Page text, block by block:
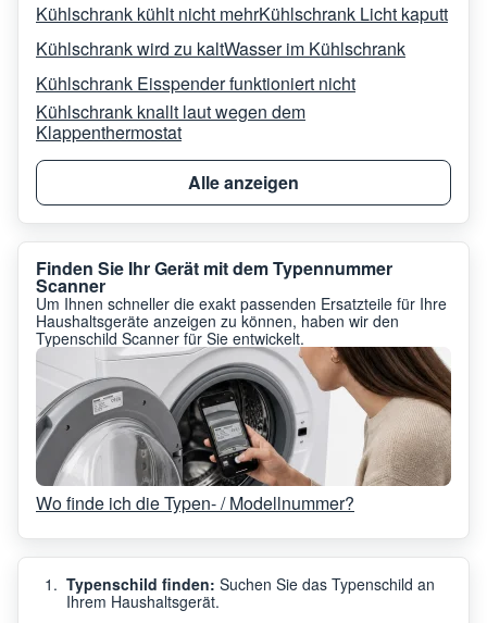
Kühlschrank kühlt nicht mehrKühlschrank Licht kaputt
Kühlschrank wird zu kaltWasser im Kühlschrank
Kühlschrank Eisspender funktioniert nicht
Kühlschrank knallt laut wegen dem
Klappenthermostat
Alle anzeigen
Finden Sie Ihr Gerät mit dem Typennummer
Scanner
Um Ihnen schneller die exakt passenden Ersatzteile für Ihre
Haushaltsgeräte anzeigen zu können, haben wir den
Typenschild Scanner für Sie entwickelt.
Wo finde ich die Typen- / Modellnummer?
Typenschild finden: Suchen Sie das Typenschild an
Ihrem Haushaltsgerät.